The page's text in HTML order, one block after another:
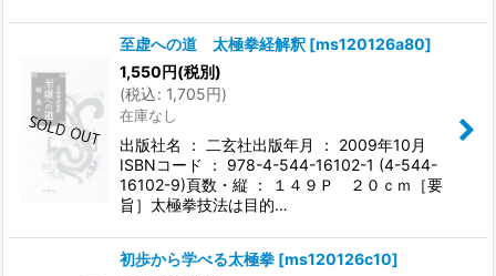
至虚への道 太極拳経解釈 [ms120126a80]
1,550円(税別)
(税込: 1,705円)
在庫なし
出版社名 ： 二玄社出版年月 ： 2009年10月
ISBNコード ： 978-4-544-16102-1 (4-544-
16102-9)頁数・縦 ： １４９Ｐ ２０ｃｍ［要
旨］太極拳技法は目的…
初歩から学べる太極拳 [ms120126c10]